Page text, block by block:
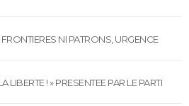
NI PATRONS, URGENCE
LIBERTE ! » PRESENTEE PAR LE PARTI